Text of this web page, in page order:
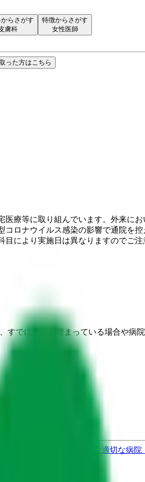
らさがす
膚科
特徴からさがす
女性医師
った方はこちら
医療等に取り組んでいます。外来に
コロナウイルス感染の影響で通院を
目により実施日は異なりますのでご
すでに予約が埋まっている場合や病
状から調べ、結果をもとに適切な病院